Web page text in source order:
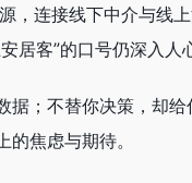
连接线下中介与线
居客”的口号仍深入人
据；不替你决策，却
焦虑与期待。